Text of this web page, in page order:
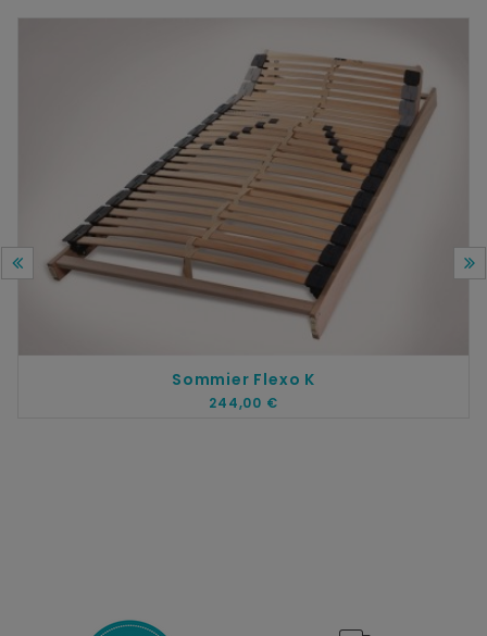
Sommier Flexo K
244,00 €